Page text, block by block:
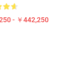
- ￥442,250